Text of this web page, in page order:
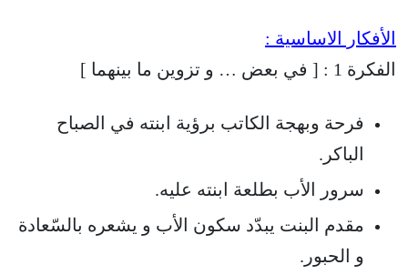
الأفكار الاساسية :
الفكرة 1 :
[ في بعض … و تزوين ما بينهما ]
فرحة وبهجة الكاتب برؤية ابنته في الصباح
الباكر.
سرور الأب بطلعة ابنته عليه.
مقدم البنت يبدّد سكون الأب و يشعره بالسّعادة
و الحبور.